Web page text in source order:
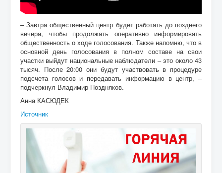
– Завтра общественный центр будет работать до позднего
вечера, чтобы продолжать оперативно информировать
общественность о ходе голосования. Также напомню, что в
основной день голосования в полном составе на свои
участки выйдут национальные наблюдатели – это около 43
тысяч. После 20:00 они будут участвовать в процедуре
подсчета голосов и передавать информацию в центр, –
подчеркнул Владимир Поздняков.
Анна КАСЮДЕК
Источник